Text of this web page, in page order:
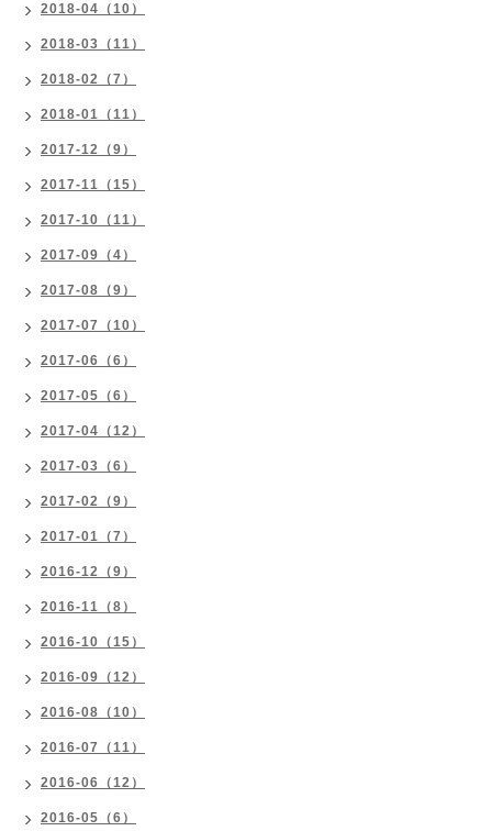
2018-04（10）
2018-03（11）
2018-02（7）
2018-01（11）
2017-12（9）
2017-11（15）
2017-10（11）
2017-09（4）
2017-08（9）
2017-07（10）
2017-06（6）
2017-05（6）
2017-04（12）
2017-03（6）
2017-02（9）
2017-01（7）
2016-12（9）
2016-11（8）
2016-10（15）
2016-09（12）
2016-08（10）
2016-07（11）
2016-06（12）
2016-05（6）